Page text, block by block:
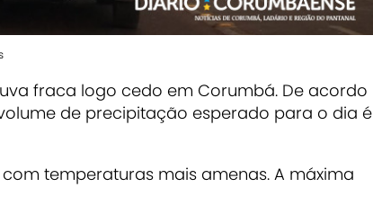
fraca logo cedo em Corumbá. De acordo
de precipitação esperado para o dia é
temperaturas mais amenas. A máxima